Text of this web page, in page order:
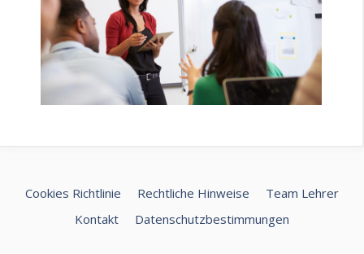
Cookies Richtlinie Rechtliche Hinweise
Team Lehrer
Kontakt
Datenschutzbestimmungen